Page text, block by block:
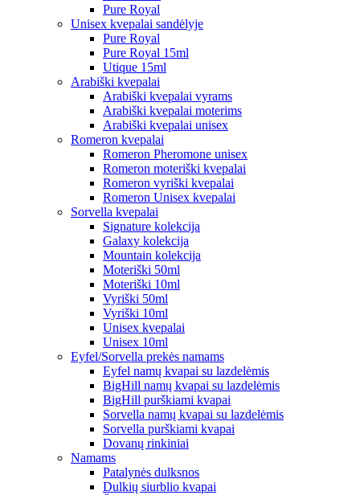
Pure Royal
Unisex kvepalai sandėlyje
Pure Royal
Pure Royal 15ml
Utique 15ml
Arabiški kvepalai
Arabiški kvepalai vyrams
Arabiški kvepalai moterims
Arabiški kvepalai unisex
Romeron kvepalai
Romeron Pheromone unisex
Romeron moteriški kvepalai
Romeron vyriški kvepalai
Romeron Unisex kvepalai
Sorvella kvepalai
Signature kolekcija
Galaxy kolekcija
Mountain kolekcija
Moteriški 50ml
Moteriški 10ml
Vyriški 50ml
Vyriški 10ml
Unisex kvepalai
Unisex 10ml
Eyfel/Sorvella prekės namams
Eyfel namų kvapai su lazdelėmis
BigHill namų kvapai su lazdelėmis
BigHill purškiami kvapai
Sorvella namų kvapai su lazdelėmis
Sorvella purškiami kvapai
Dovanų rinkiniai
Namams
Patalynės dulksnos
Dulkių siurblio kvapai